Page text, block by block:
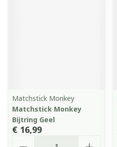
Matchstick Monkey
Matchstick Monkey
Bijtring Geel
€ 16,99